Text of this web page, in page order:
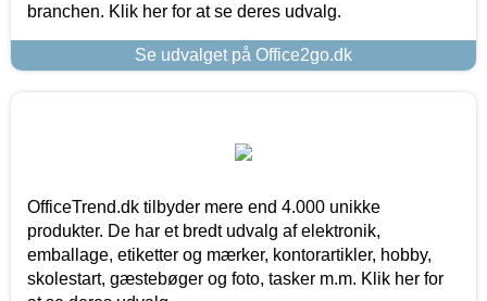
branchen. Klik her for at se deres udvalg.
Se udvalget på Office2go.dk
OfficeTrend.dk tilbyder mere end 4.000 unikke
produkter. De har et bredt udvalg af elektronik,
emballage, etiketter og mærker, kontorartikler, hobby,
skolestart, gæstebøger og foto, tasker m.m. Klik her for